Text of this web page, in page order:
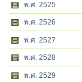
พ.ศ. 2525
พ.ศ. 2526
พ.ศ. 2527
พ.ศ. 2528
พ.ศ. 2529